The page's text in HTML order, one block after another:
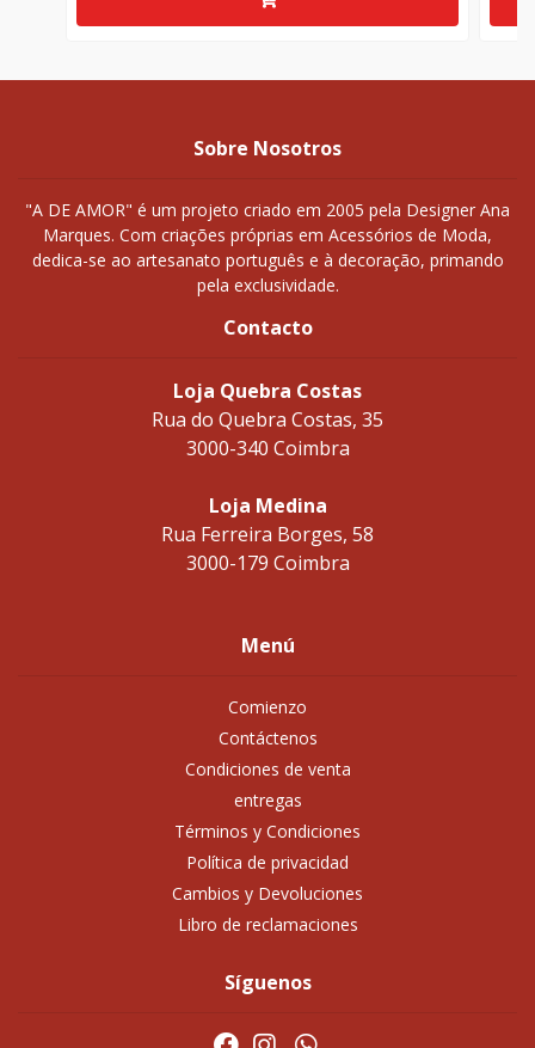
Sobre Nosotros
"A DE AMOR" é um projeto criado em 2005 pela Designer Ana
Marques. Com criações próprias em Acessórios de Moda,
dedica-se ao artesanato português e à decoração, primando
pela exclusividade.
Contacto
Loja Quebra Costas
Rua do Quebra Costas, 35
3000-340 Coimbra
Loja Medina
Rua Ferreira Borges, 58
3000-179 Coimbra
Menú
Comienzo
Contáctenos
Condiciones de venta
entregas
Términos y Condiciones
Política de privacidad
Cambios y Devoluciones
Libro de reclamaciones
Síguenos